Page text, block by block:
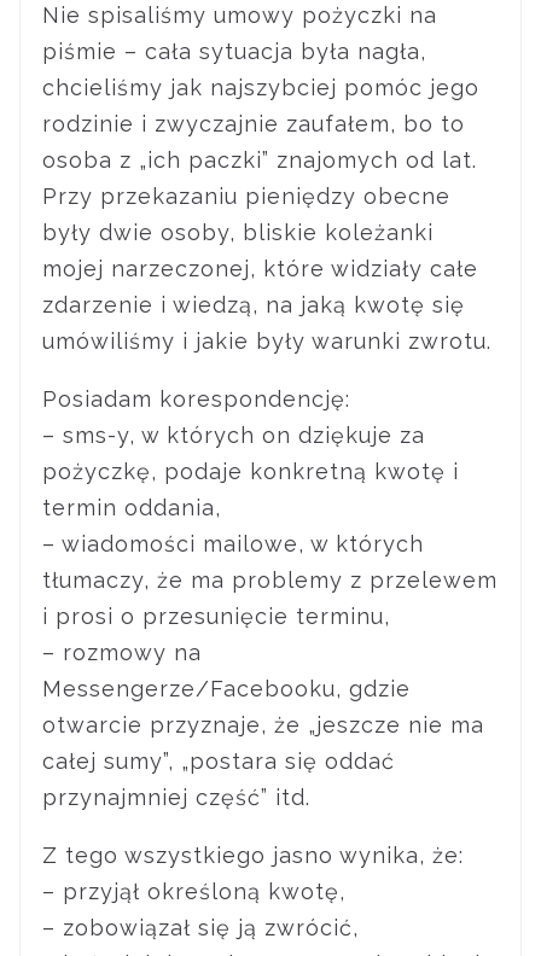
Nie spisaliśmy umowy pożyczki na
piśmie – cała sytuacja była nagła,
chcieliśmy jak najszybciej pomóc jego
rodzinie i zwyczajnie zaufałem, bo to
osoba z „ich paczki” znajomych od lat.
Przy przekazaniu pieniędzy obecne
były dwie osoby, bliskie koleżanki
mojej narzeczonej, które widziały całe
zdarzenie i wiedzą, na jaką kwotę się
umówiliśmy i jakie były warunki zwrotu.
Posiadam korespondencję:
– sms-y, w których on dziękuje za
pożyczkę, podaje konkretną kwotę i
termin oddania,
– wiadomości mailowe, w których
tłumaczy, że ma problemy z przelewem
i prosi o przesunięcie terminu,
– rozmowy na
Messengerze/Facebooku, gdzie
otwarcie przyznaje, że „jeszcze nie ma
całej sumy”, „postara się oddać
przynajmniej część” itd.
Z tego wszystkiego jasno wynika, że:
– przyjął określoną kwotę,
– zobowiązał się ją zwrócić,